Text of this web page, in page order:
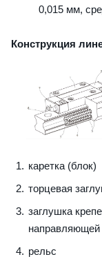
0,015 мм,
Конструкция
каретка (блок)
торцевая
заглушка
направляющей
рельс